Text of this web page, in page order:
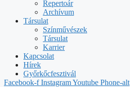
Repertoár
Archívum
Társulat
Színművészek
Társulat
Karrier
Kapcsolat
Hírek
Győrkőcfesztivál
Facebook-f InstagramYoutube Phone-alt